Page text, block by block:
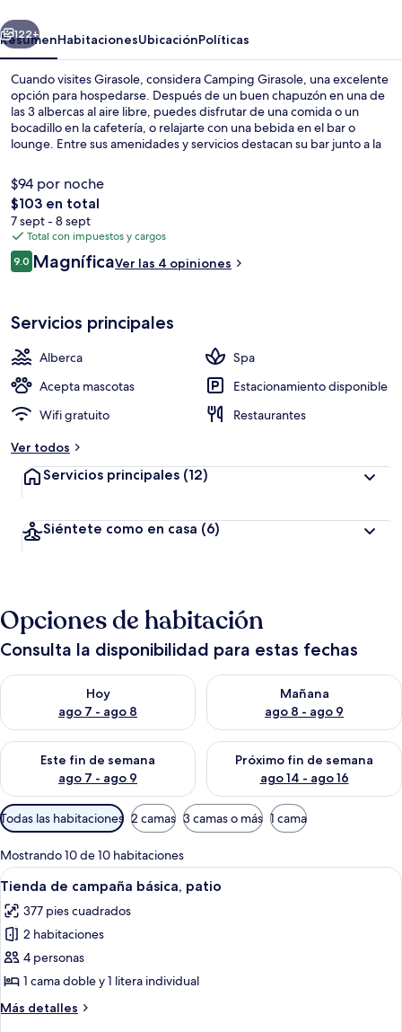
Siguiente
122+
ResumenHabitacionesUbicaciónPolíticas
Cuando visites Girasole, considera Camping Girasole, una excelente
opción para hospedarse. Después de un buen chapuzón en una de
las 3 albercas al aire libre, puedes disfrutar de una comida o un
bocadillo en la cafetería, o relajarte con una bebida en el bar o
lounge. Entre sus amenidades y servicios destacan su bar junto a la
$94 por noche
El
precio
total
es
de
$103 en total
7 sept - 8 sept
Total con impuestos y cargos
Opiniones
9.09.0 de 10,
MagníficaVer las 4 opiniones
Servicios principales
Alberca
Spa
Acepta mascotas
Estacionamiento disponible
Wifi gratuito
Restaurantes
Ver todos
Servicios principales (12)
Siéntete como en casa (6)
Opciones de habitación
Consulta la disponibilidad para estas fechas
Hoy
ago 7 - ago 8
Consulta la disponibilidad para hoy ago 7 - ago 8
Mañana
ago 8 - ago 9
Consulta la disponibilidad
Este fin de semana
ago 7 - ago 9
Consulta la disponibilidad para este fin de semana ago 7 -
Próximo fin de semana
ago 14 - ago 16
Consulta la disponibilidad
Filtros
disponibles
para
las
habitaciones
Todas las habitaciones 2 camas 3 camas o más 1 cama
Mostrando 10 de 10 habitaciones
Abrir
todas
las
fotos
de
Tienda
de
campaña
Una hilera de casas móviles con
14
Tienda de campaña básica, patio
377 pies cuadrados
2 habitaciones
4 personas
1 cama doble y 1 litera individual
Más detalles
Más